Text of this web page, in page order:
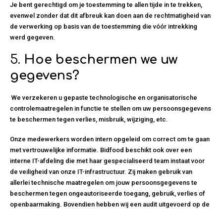
Je bent gerechtigd om je toestemming te allen tijde in te trekken,
evenwel zonder dat dit afbreuk kan doen aan de rechtmatigheid van
de verwerking op basis van de toestemming die vóór intrekking
werd gegeven.
5. Hoe beschermen we uw
gegevens?
We verzekeren u gepaste technologische en organisatorische
controlemaatregelen in functie te stellen om uw persoonsgegevens
te beschermen tegen verlies, misbruik, wijziging, etc.
Onze medewerkers worden intern opgeleid om correct om te gaan
met vertrouwelijke informatie. Bidfood beschikt ook over een
interne IT-afdeling die met haar gespecialiseerd team instaat voor
de veiligheid van onze IT-infrastructuur. Zij maken gebruik van
allerlei technische maatregelen om jouw persoonsgegevens te
beschermen tegen ongeautoriseerde toegang, gebruik, verlies of
openbaarmaking. Bovendien hebben wij een audit uitgevoerd op de